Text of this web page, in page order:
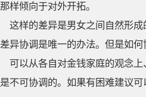
那样倾向于对外开拓。
这样的差异是男女之间自然形
差异协调是唯一的办法。但是如何
可以从各自对金钱家庭的观念
是不可协调的。如果有困难建议可